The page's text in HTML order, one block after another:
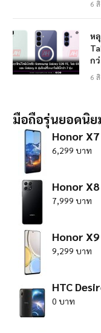
6
ห
ก
6
มือถือรุ่นยอดนิย
Honor X7
6,299 บาท
Honor X8
7,999 บาท
Honor X9
9,299 บาท
HTC
0 บาท